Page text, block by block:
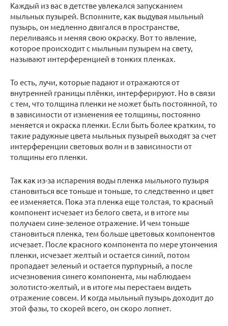
Каждый из вас в детстве увлекался запусканием
мыльных пузырей. Вспомните, как выдувая мыльный
пузырь, он медленно двигался в пространстве,
переливаясь и меняя свою окраску. Вот то явление,
которое происходит с мыльным пузырем на свету,
называют интерференцией в тонких пленках.
То есть, лучи, которые падают и отражаются от
внутренней границы плёнки, интерферируют. Но в связи
с тем, что толщина пленки не может быть постоянной, то
в зависимости от изменения ее толщины, постоянно
меняется и окраска пленки. Если быть более кратким, то
такие радужные цвета мыльных пузырей выходят за счет
интерференции световых волн и в зависимости от
толщины его пленки.
Так как из-за испарения воды пленка мыльного пузыря
становиться все тоньше и тоньше, то следственно и цвет
ее изменяется. Пока эта пленка еще толстая, то красный
компонент исчезает из белого света, и в итоге мы
получаем сине-зеленое отражение. И чем тоньше
становиться пленка, тем больше цветовых компонентов
исчезает. После красного компонента по мере утончения
пленки, исчезает желтый и остается синий, потом
пропадает зеленый и остается пурпурный, а после
исчезновения синего компонента, мы наблюдаем
золотисто-желтый, и в итоге мы перестаем видеть
отражение совсем. И когда мыльный пузырь доходит до
этой фазы, то скорей всего, он скоро лопнет.